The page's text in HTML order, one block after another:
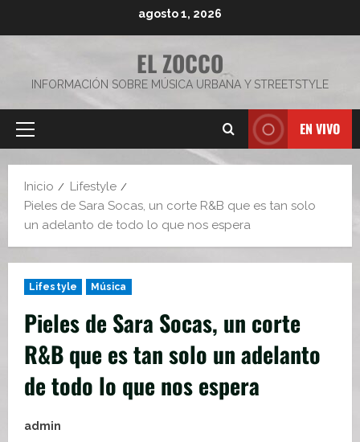
agosto 1, 2026
EL ZOCCO
INFORMACIÓN SOBRE MÚSICA URBANA Y STREETSTYLE
Menú
EN VIVO
Inicio
Lifestyle
Pieles de Sara Socas, un corte R&B que es tan solo
un adelanto de todo lo que nos espera
Lifestyle Música
Pieles de Sara Socas, un corte
R&B que es tan solo un adelanto
de todo lo que nos espera
admin